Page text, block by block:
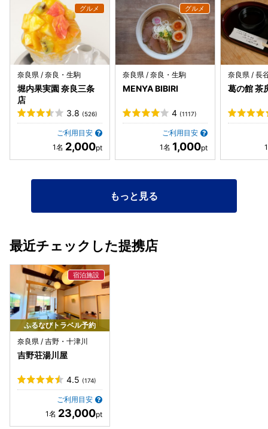
物なので、足音などがよく響いていましたが、走り回るお子
さんでもいない限りは静かに過ごせると思います。 宿泊費用
がとてもお安いのにお料理がとても美味しくて、季節や奈良
や吉野という地域を感じられる食材や調理で、存分に楽しま
せていただきました。 少しだけお歳を召された眼鏡をかけた
仲居さんが、とても気さくで楽しくお話が上手な方で、お話
させていただくと、今回のひとり旅がより楽しく感じられま
した。 お布団を敷かれる和歌山から吉野に来られたという男
性の方も、とても気さくにお話してくださり、いい意味でこ
んなに温かい旅館は今までなかったなぁと思い、滞在中か
ら、また来たいなと思わせていただきました。 格安の800円
でホタルの鑑賞ツアーをやっておられて、天然のホタルなの
で、見られるかはわからないとのことで、迷った挙句参加さ
相まって、とても幻想的でした。野生の鹿ともたくさん遭遇
して、可愛らしかったです。さながら大人の修学旅行とでも
敵な旅館だったからこそ、少し残念に思ってしまったことが
だった所】 ■浴衣の上に羽織る丹前がとても汗臭いような臭
いがして、着ようとして、思わず臭くて脱ぎました(浴衣は
大丈夫) ■お料理もとても美味しかったのですが、鹿肉のた
たきがきちんと解凍できていないのか、安い居酒屋でお刺身
を頼んだ時のような、シャリシャリ感があり、3枚中2枚は半
解凍状態でシャリシャリしていて、冷凍を解凍した感が強
く、冷たすぎて旨みなども感じられず、他のお料理は最高な
のに、このお料理だけが残念でした さて、古い設備を清潔感
もしれませんが、個人的には伝統がある感じのレトロさがと
ても趣があり、スタッフの方々が温かく、本当に癒されまし
たいと思います。
奈良県 / 奈良・生駒
堀内果実園 奈良三条
店
3.8 (526)
ご利用目安
2,000
奈良県 / 奈良・生駒
MENYA BIBIRI
4 (1117)
ご利用目安
1,000
奈良県 / 長
葛の館 茶
もっと見る
最近チェックした提携店
ふるなびトラベル予約
奈良県 / 吉野・十津川
吉野荘湯川屋
4.5 (174)
ご利用目安
23,000